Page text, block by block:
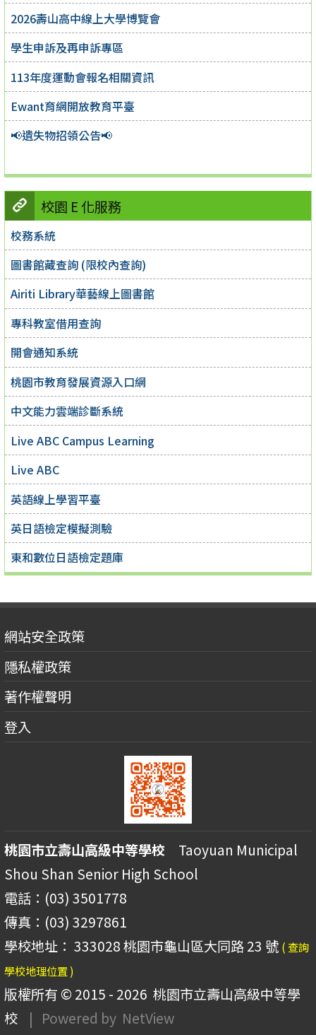
2026壽山高中線上大學博覽會
學生申訴及再申訴專區
113年度運動會報名相關資訊
Ewant育網開放教育平臺
📢遺失物招領公告📢
校園 E 化服務
校務系統
圖書館藏查詢 (限校內查詢)
Airiti Library華藝線上圖書館
專科教室借用查詢
開會通知系統
桃園市教育發展資源入口網
中文能力雲端診斷系統
Live ABC Campus Learning
Live ABC
英語線上學習平臺
英日語檢定模擬測驗
東和數位日語檢定題庫
網站安全政策
隱私權政策
著作權聲明
登入
桃園市立壽山高級中等學校 Taoyuan Municipal
Shou Shan Senior High School
電話：(03) 3501778
傳真：(03) 3297861
學校地址： 333028 桃園市龜山區大同路 23 號 ( 查詢
學校地理位置 )
版權所有 © 2015 - 2026 桃園市立壽山高級中等學
校
| Powered by NetView